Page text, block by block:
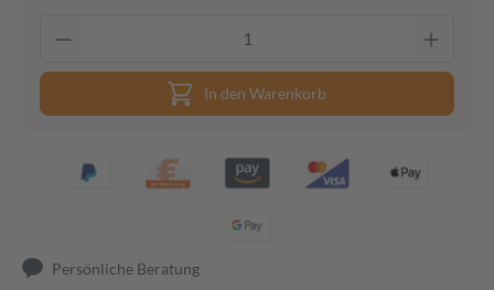
In den Warenkorb
Persönliche Beratung